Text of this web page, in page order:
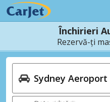
Închirieri
Rezervă-ți